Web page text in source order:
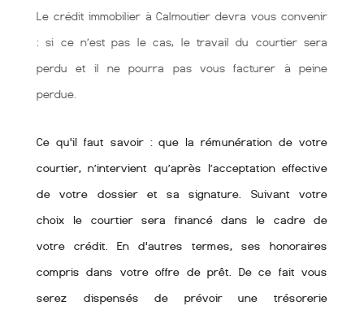
Le crédit immobilier à Calmoutier devra vous convenir
: si ce n’est pas le cas, le travail du courtier sera
perdu et il ne pourra pas vous facturer à peine
perdue.
Ce qu'il faut savoir : que la rémunération de votre
courtier, n’intervient qu’après l’acceptation effective
de votre dossier et sa signature. Suivant votre
choix le courtier sera financé dans le cadre de
votre crédit. En d'autres termes, ses honoraires
compris dans votre offre de prêt. De ce fait vous
serez dispensés de prévoir une trésorerie